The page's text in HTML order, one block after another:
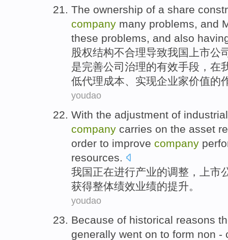
The ownership of a share
company many problems, and
these problems, and also
股权结构不合理导致我国上市公
是完善公司治理的有效手段 ，在
低代理成本、实现企业家价值的
youdao
With the adjustment of
company carries on the asset
order to improve company
resources.
我国正在进行产业的调整 ， 上市
获得整体绩效业绩的提升。
youdao
Because of historical reasons
generally went on to form non -